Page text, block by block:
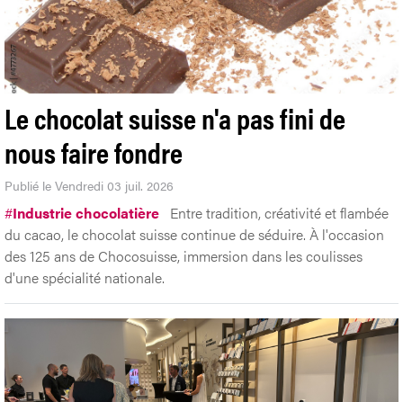
Le chocolat suisse n'a pas fini de
nous faire fondre
Publié le Vendredi 03 juil. 2026
#Industrie chocolatière Entre tradition, créativité et flambée
du cacao, le chocolat suisse continue de séduire. À l'occasion
des 125 ans de Chocosuisse, immersion dans les coulisses
d'une spécialité nationale.